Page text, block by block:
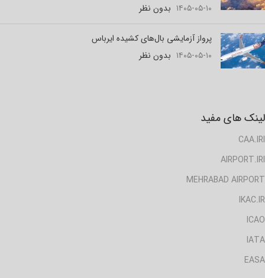
۱۴۰۵-۰۵-۱۰ بدون نظر
پرواز آزمایشی بال‌های کشیده ایرباس
۱۴۰۵-۰۵-۱۰ بدون نظر
لینک های مفید
CAA.IRI
AIRPORT.IRI
MEHRABAD AIRPORT
IKAC.IR
ICAO
IATA
EASA